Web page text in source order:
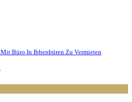
Büro In Ibbenbüren Zu Vermieten